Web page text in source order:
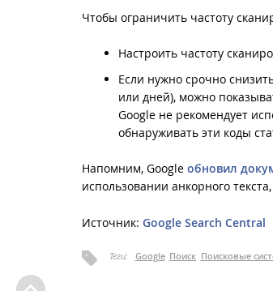
Чтобы ограничить частоту
Настроить частоту
Если нужно срочно
или дней), можно
Google не рекомендует
обнаруживать эти коды
Напомним, Google обновил
использовании анкорного
Источник: Google Search Central
Теги: Google Поиск Поисковые